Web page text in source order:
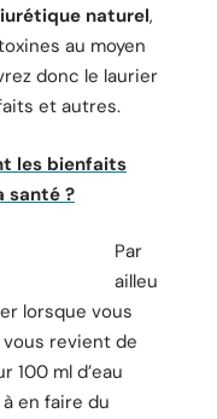
naturel,
au moyen
donc le laurier
et autres.
les bienfaits
santé ?
Par
ailleu
lorsque vous
revient de
100 ml d’eau
en faire du